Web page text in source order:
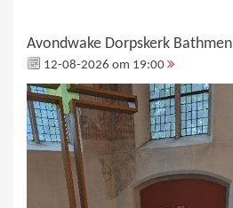
Avondwake Dorpskerk Bathmen
12-08-2026 om 19:00